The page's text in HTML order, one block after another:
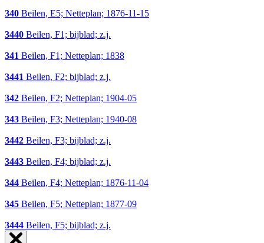
340 Beilen, E5; Netteplan; 1876-11-15
3440 Beilen, F1; bijblad; z.j.
341 Beilen, F1; Netteplan; 1838
3441 Beilen, F2; bijblad; z.j.
342 Beilen, F2; Netteplan; 1904-05
343 Beilen, F3; Netteplan; 1940-08
3442 Beilen, F3; bijblad; z.j.
3443 Beilen, F4; bijblad; z.j.
344 Beilen, F4; Netteplan; 1876-11-04
345 Beilen, F5; Netteplan; 1877-09
3444 Beilen, F5; bijblad; z.j.